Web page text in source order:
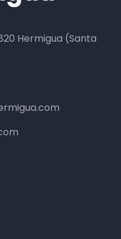
Hermigua (Santa